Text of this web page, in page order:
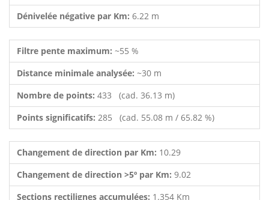
Dénivelée négative par Km: 6.22 m
Filtre pente maximum: ~55 %
Distance minimale analysée: ~30 m
Nombre de points: 433 (cad. 36.13 m)
Points significatifs: 285 (cad. 55.08 m / 65.82 %)
Changement de direction par Km: 10.29
Changement de direction >5º par Km: 9.02
Sections rectilignes accumulées: 1.354 Km